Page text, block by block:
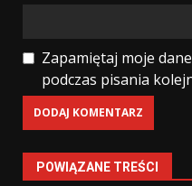
Zapamiętaj moje
podczas pisania
POWIĄZANE TREŚCI